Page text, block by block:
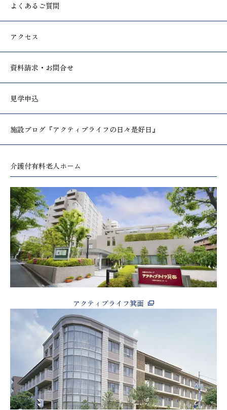
よくあるご質問
アクセス
資料請求・お問合せ
見学申込
施設ブログ 『アクティブライフの日々是好日』
介護付有料老人ホーム
アクティブライフ箕面